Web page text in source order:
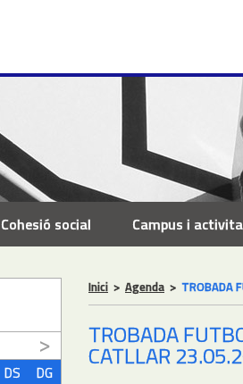
Cohesió social Campus i
DS DG
Inici > Agenda > TROBADA
TROBADA
CATLLAR